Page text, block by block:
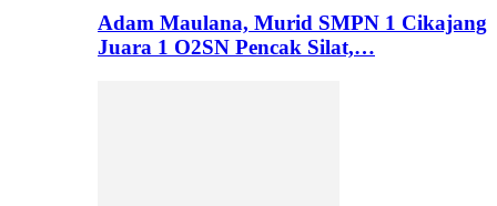
Adam Maulana, Murid SMPN 1 Cikajang
Juara 1 O2SN Pencak Silat,…